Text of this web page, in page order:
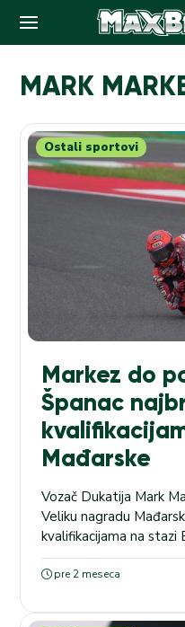
content
MARK
Ostali sportovi
Markez do
Španac
Mađarske
Vozač Dukatija Mark
Veliku nagradu
kvalifikacijama na stazi
je i jedan dramatičan
kada je izleteo sa
nastavio sa odličnim
pre 2 meseca